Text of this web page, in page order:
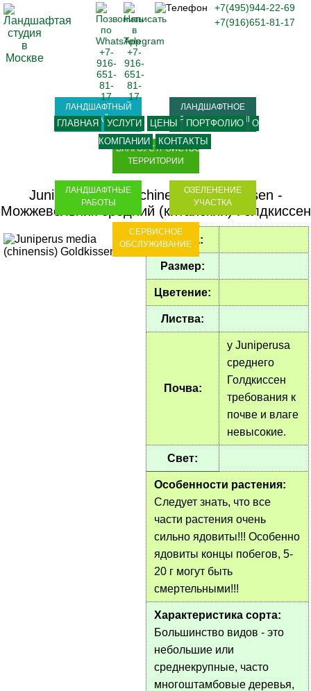
Juniperus media (chinensis) Goldkissen -
Можжевельник средний (китайский) Голдкиссен
Форма:
Размер:
Цветение:
Листва:
Почва:
у Juniperusа
среднего
Голдкиссен
требования к
почве и влаге
невысокие.
Свет:
Особенности растения:
Следует знать, что все
части растения очень
сильно ядовиты!!! Особенно
ядовиты концы побегов, 5-
20 г могут быть
смертельными!!!
Характеристика сорта:
Большинство видов - это
небольшие или
среднекрупные, часто
многоштамбовые деревья,
+7(495)944-22-69
+7(916)651-81-17
ГЛАВНАЯ УСЛУГИ ЦЕНЫ ПОРТФОЛИО
О
КОМПАНИИ
КОНТАКТЫ
ЛАНДШАФТНЫЙ
ДИЗАЙН
ЛАНДШАФТНОЕ
ПРОЕКТИРОВАНИЕ
БЛАГОУСТРОЙСТВО
ТЕРРИТОРИИ
ЛАНДШАФТНЫЕ
РАБОТЫ
ОЗЕЛЕНЕНИЕ
УЧАСТКА
СЕРВИСНОЕ
ОБСЛУЖИВАНИЕ